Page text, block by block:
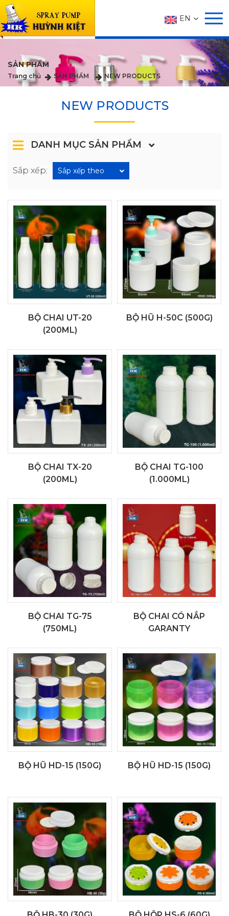
EN
SẢN PHẨM
Trang chủ SẢN PHẨM NEW PRODUCTS
NEW PRODUCTS
DANH MỤC SẢN PHẨM
Sắp xếp: Sắp xếp theo
BỘ CHAI UT-20
(200ML)
BỘ HŨ H-50C (500G)
BỘ CHAI TX-20
(200ML)
BỘ CHAI TG-100
(1.000ML)
BỘ CHAI TG-75
(750ML)
BỘ CHAI CÓ NẮP
GARANTY
BỘ HŨ HD-15 (150G) BỘ HŨ HD-15 (150G)